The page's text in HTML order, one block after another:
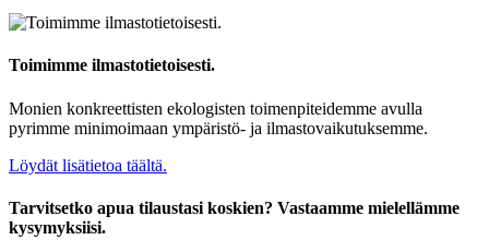
Toimimme ilmastotietoisesti.
Monien konkreettisten ekologisten toimenpiteidemme avulla
pyrimme minimoimaan ympäristö- ja ilmastovaikutuksemme.
Löydät lisätietoa täältä.
Tarvitsetko apua tilaustasi koskien? Vastaamme mielellämme
kysymyksiisi.